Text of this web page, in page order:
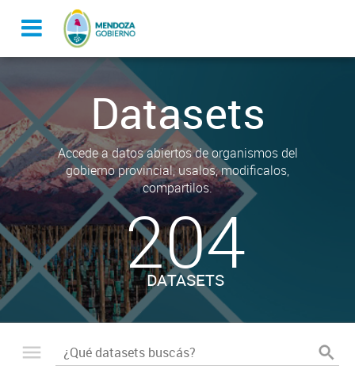
Datasets
Accede a datos abiertos de organismos del
gobierno provincial, usalos, modificalos,
compartilos.
204
DATASETS